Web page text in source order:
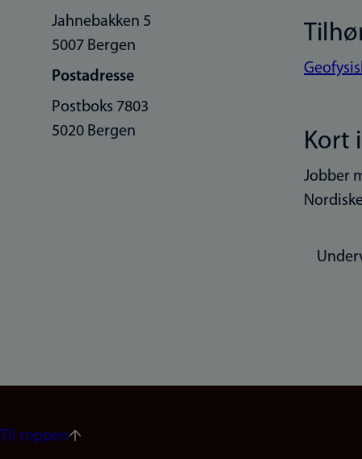
Jahnebakken 5
5007 Bergen
Postadresse
Postboks 7803
5020 Bergen
Kort
Jobber
Til toppen